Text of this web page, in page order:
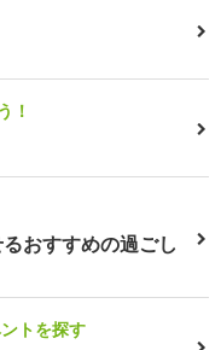
！
おすすめの過ごし
トを探す